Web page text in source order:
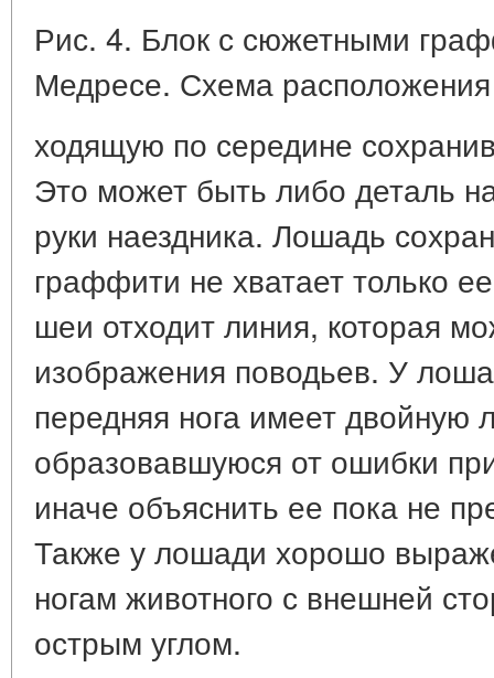
Рис. 4. Блок с сюжетными
Медресе. Схема
ходящую по середине
Это может быть либо деталь
руки наездника. Лошадь
граффити не хватает только
шеи отходит линия, которая
изображения поводьев. У
передняя нога имеет двойную
образовавшуюся от ошибки
иначе объяснить ее пока не
Также у лошади хорошо
ногам животного с внешней
острым углом.